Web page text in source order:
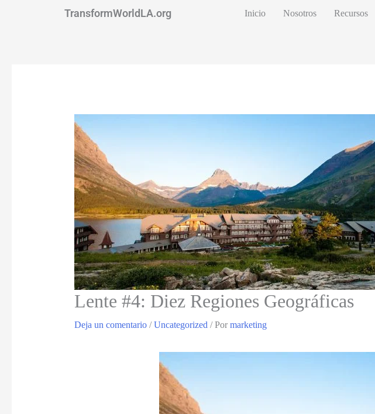
TransformWorldLA.org Inicio Nosotros Recursos
Lente #4: Diez Regiones Geográficas
Deja un comentario /Uncategorized / Por marketing